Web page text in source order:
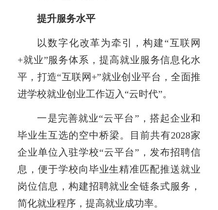
提升服务水平
以数字化改革为牵引，构建“互联网
+就业”服务体系，提高就业服务信息化水
平，打造“互联网+”就业创业平台，全面推
进学校就业创业工作迈入“云时代”。
一是完善就业“云平台”，搭起企业和
毕业生互选的空中桥梁。目前共有2028家
企业单位入驻学校“云平台”，发布招聘信
息，便于学校向毕业生精准匹配推送就业
岗位信息，构建招聘就业全链条式服务，
简化就业程序，提高就业成功率。